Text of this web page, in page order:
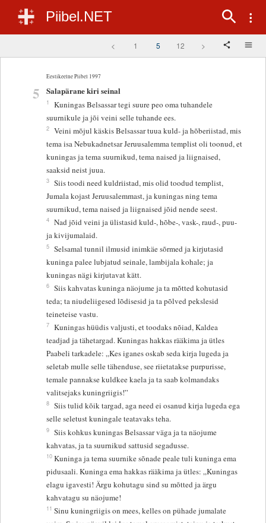
Piibel.NET
< 1 5 12 >
Eestikeelne Piibel 1997
5 Salapärane kiri seinal
1
Kuningas Belsassar tegi suure peo oma tuhandele
suurnikule ja jõi veini selle tuhande ees.
2 Veini mõjul käskis Belsassar tuua kuld- ja hõberiistad, mis
tema isa Nebukadnetsar Jeruusalemma templist oli toonud, et
kuningas ja tema suurnikud, tema naised ja liignaised,
saaksid neist juua.
3 Siis toodi need kuldriistad, mis olid toodud templist,
Jumala kojast Jeruusalemmast, ja kuningas ning tema
suurnikud, tema naised ja liignaised jõid nende seest.
4 Nad jõid veini ja ülistasid kuld-, hõbe-, vask-, raud-, puu-
ja kivijumalaid.
5 Selsamal tunnil ilmusid inimkäe sõrmed ja kirjutasid
kuninga palee lubjatud seinale, lambijala kohale; ja
kuningas nägi kirjutavat kätt.
6 Siis kahvatas kuninga näojume ja ta mõtted kohutasid
teda; ta niudeliigesed lõdisesid ja ta põlved pekslesid
teineteise vastu.
7 Kuningas hüüdis valjusti, et toodaks nõiad, Kaldea
teadjad ja tähetargad. Kuningas hakkas rääkima ja ütles
Paabeli tarkadele: „Kes iganes oskab seda kirja lugeda ja
seletab mulle selle tähenduse, see riietatakse purpurisse,
temale pannakse kuldkee kaela ja ta saab kolmandaks
valitsejaks kuningriigis!”
8 Siis tulid kõik targad, aga need ei osanud kirja lugeda ega
selle seletust kuningale teatavaks teha.
9 Siis kohkus kuningas Belsassar väga ja ta näojume
kahvatas, ja ta suurnikud sattusid segadusse.
10 Kuninga ja tema suurnike sõnade peale tuli kuninga ema
pidusaali. Kuninga ema hakkas rääkima ja ütles: „Kuningas
elagu igavesti! Ärgu kohutagu sind su mõtted ja ärgu
kahvatagu su näojume!
11 Sinu kuningriigis on mees, kelles on pühade jumalate